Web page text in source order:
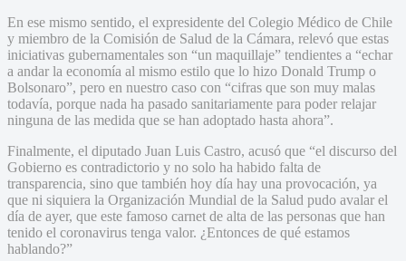
En ese mismo sentido, el expresidente del Colegio Médico de Chile
y miembro de la Comisión de Salud de la Cámara, relevó que estas
iniciativas gubernamentales son “un maquillaje” tendientes a “echar
a andar la economía al mismo estilo que lo hizo Donald Trump o
Bolsonaro”, pero en nuestro caso con “cifras que son muy malas
todavía, porque nada ha pasado sanitariamente para poder relajar
ninguna de las medida que se han adoptado hasta ahora”.
Finalmente, el diputado Juan Luis Castro, acusó que “el discurso del
Gobierno es contradictorio y no solo ha habido falta de
transparencia, sino que también hoy día hay una provocación, ya
que ni siquiera la Organización Mundial de la Salud pudo avalar el
día de ayer, que este famoso carnet de alta de las personas que han
tenido el coronavirus tenga valor. ¿Entonces de qué estamos
hablando?”